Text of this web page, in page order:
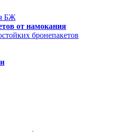
БЖ
от намокания
бронепакетов